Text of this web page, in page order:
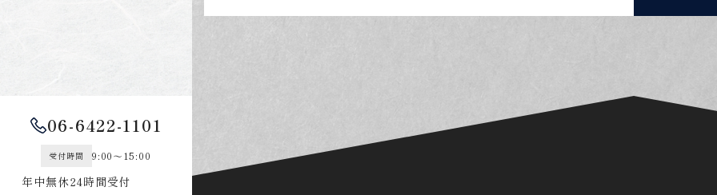
06-6422-1101
受付時間 9:00～15:00
年中無休24時間受付